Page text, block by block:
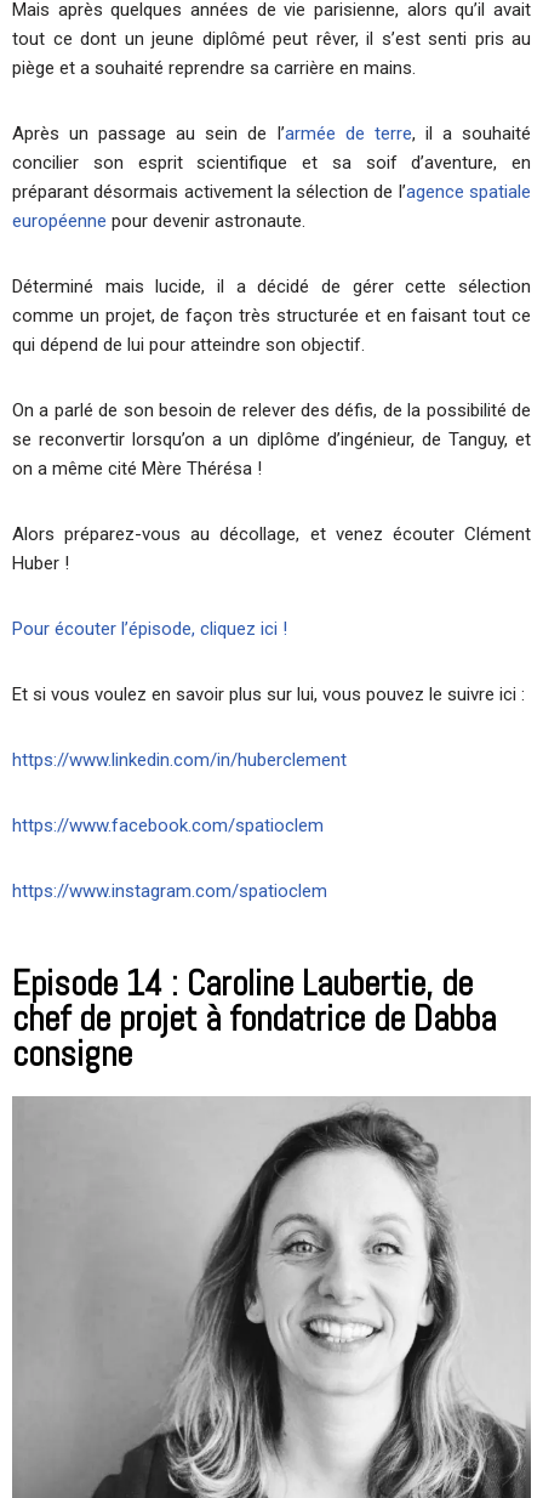
Mais après quelques années de vie parisienne, alors qu’il avait
tout ce dont un jeune diplômé peut rêver, il s’est senti pris au
piège et a souhaité reprendre sa carrière en mains.
Après un passage au sein de l’armée de terre, il a souhaité
concilier son esprit scientifique et sa soif d’aventure, en
préparant désormais activement la sélection de l’agence spatiale
européenne pour devenir astronaute.
Déterminé mais lucide, il a décidé de gérer cette sélection
comme un projet, de façon très structurée et en faisant tout ce
qui dépend de lui pour atteindre son objectif.
On a parlé de son besoin de relever des défis, de la possibilité de
se reconvertir lorsqu’on a un diplôme d’ingénieur, de Tanguy, et
on a même cité Mère Thérésa !
Alors préparez-vous au décollage, et venez écouter Clément
Huber !
Pour écouter l’épisode, cliquez ici !
Et si vous voulez en savoir plus sur lui, vous pouvez le suivre ici :
https://www.linkedin.com/in/huberclement
https://www.facebook.com/spatioclem
https://www.instagram.com/spatioclem
Episode 14 : Caroline Laubertie, de
chef de projet à fondatrice de Dabba
consigne